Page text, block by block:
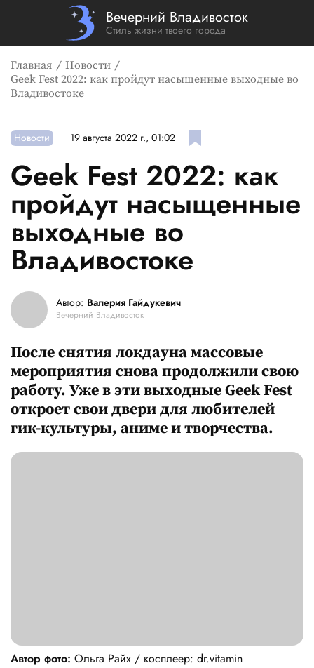
Вечерний Владивосток
Стиль жизни твоего города
Главная
Новости
Geek Fest 2022: как пройдут насыщенные выходные во
Владивостоке
Новости 19 августа 2022 г., 01:02
Geek Fest 2022: как
пройдут насыщенные
выходные во
Владивостоке
Автор: Валерия Гайдукевич
Вечерний Владивосток
После снятия локдауна массовые
мероприятия снова продолжили свою
работу. Уже в эти выходные Geek Fest
откроет свои двери для любителей
гик-культуры, аниме и творчества.
Автор фото: Ольга Райх / косплеер: dr.vitamin